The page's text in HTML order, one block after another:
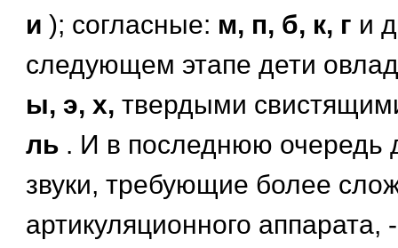
и ); согласные: м, п, б, к, г и
следующем этапе дети
ы, э, х, твердыми
ль . И в последнюю очередь
звуки, требующие более
артикуляционного аппарата,